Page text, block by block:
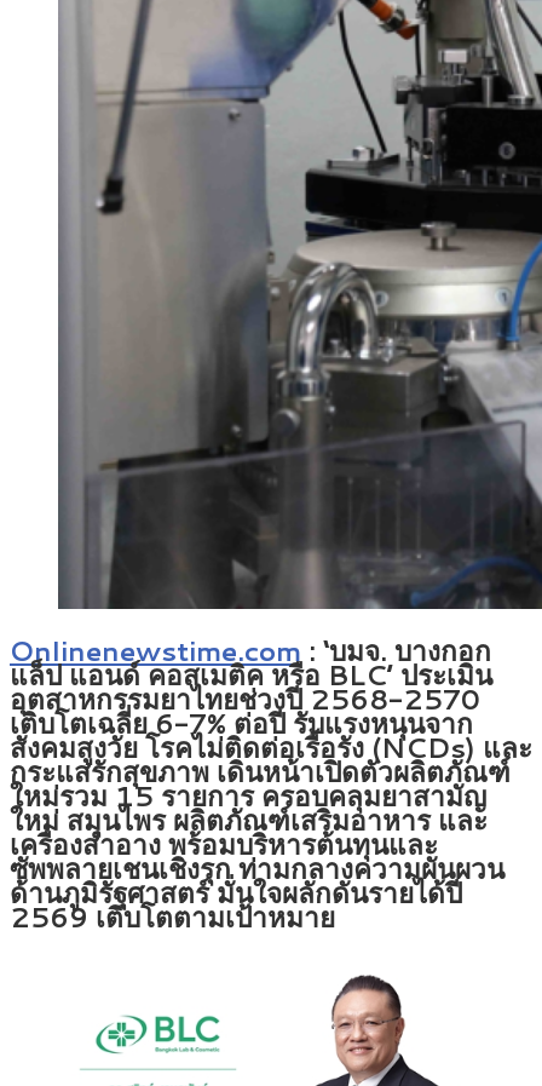
Onlinenewstime.com : ‘บมจ. บางกอก
แล็ป แอนด์ คอสเมติค หรือ BLC’ประเมิน
อุตสาหกรรมยาไทยช่วงปี 2568-2570
เติบโตเฉลี่ย 6-7% ต่อปี รับแรงหนุนจาก
สังคมสูงวัย โรคไม่ติดต่อเรื้อรัง (NCDs) และ
กระแสรักสุขภาพ เดินหน้าเปิดตัวผลิตภัณฑ์
ใหม่รวม 15 รายการ ครอบคลุมยาสามัญ
ใหม่ สมุนไพร ผลิตภัณฑ์เสริมอาหาร และ
เครื่องสำอาง พร้อมบริหารต้นทุนและ
ซัพพลายเชนเชิงรุก ท่ามกลางความผันผวน
ด้านภูมิรัฐศาสตร์ มั่นใจผลักดันรายได้ปี
2569 เติบโตตามเป้าหมาย